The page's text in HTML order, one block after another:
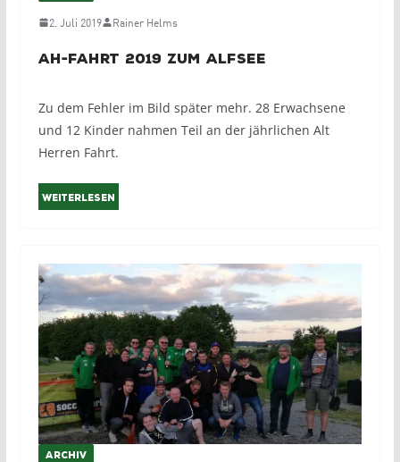
2. Juli 2019 Rainer Helms
AH-Fahrt 2019 zum Alfsee
Zu dem Fehler im Bild später mehr. 28 Erwachsene
und 12 Kinder nahmen Teil an der jährlichen Alt
Herren Fahrt.
Weiterlesen
ARCHIV